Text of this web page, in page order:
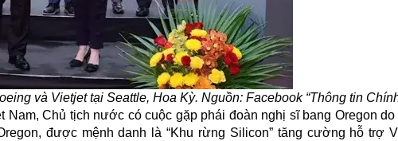
và Vietjet tại Seattle, Hoa Kỳ. Nguồn: Facebook “Thông tin
Nam, Chủ tịch nước có cuộc gặp phái đoàn nghị sĩ bang Oregon
được mệnh danh là “Khu rừng Silicon” tăng cường hỗ trợ